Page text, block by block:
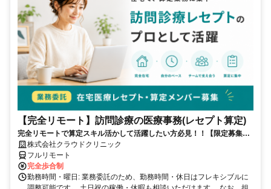
【完全リモート】訪問診療の医療事務(レセプト算定)
完全リモートで算定スキル活かして活躍したい方必見！！【限定募集】
完全リモート｜在宅医療レセプト算定（成果報酬型／業務委託）
株式会社クラウドクリニック
フルリモート
完全歩合制
勤務時間・曜日: 業務委託のため、勤務時間・休日はフレキシブルに